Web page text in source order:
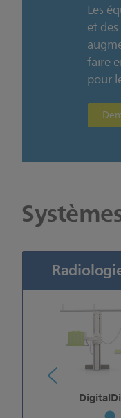
Les
et
faire
pour